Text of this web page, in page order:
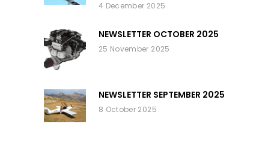
4 December 2025
NEWSLETTER OCTOBER 2025
25 November 2025
NEWSLETTER SEPTEMBER 2025
8 October 2025